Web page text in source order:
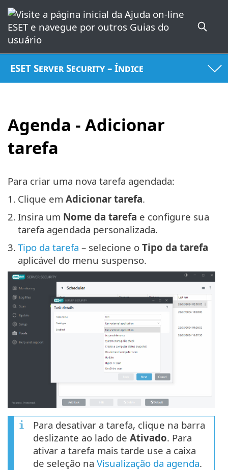
ESET Server Security – Índice
Agenda - Adicionar
tarefa
Para criar uma nova tarefa agendada:
1. Clique em Adicionar tarefa.
2. Insira um Nome da tarefa e configure sua
tarefa agendada personalizada.
3. Tipo da tarefa – selecione o Tipo da tarefa
aplicável do menu suspenso.
Para desativar a tarefa, clique na barra
deslizante ao lado de Ativado. Para
ativar a tarefa mais tarde use a caixa
de seleção na Visualização da agenda.